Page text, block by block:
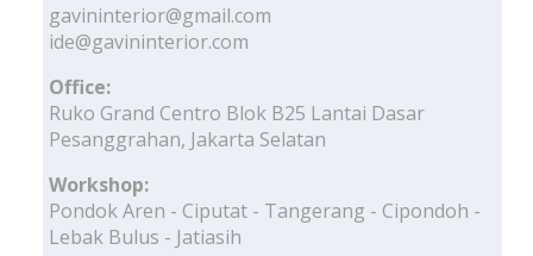
gavininterior@gmail.com
ide@gavininterior.com
Office:
Ruko Grand Centro Blok B25 Lantai Dasar
Pesanggrahan, Jakarta Selatan
Workshop:
Pondok Aren - Ciputat - Tangerang - Cipondoh -
Lebak Bulus - Jatiasih